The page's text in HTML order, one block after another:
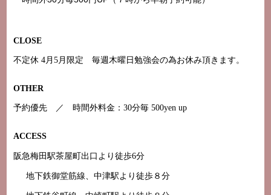
CLOSE
不定休 4月5月限定 毎週木曜日勉強会の為お休み頂きます。
OTHER
予約優先 ／ 時間外料金：30分毎 500yen up
ACCESS
阪急梅田駅茶屋町出口より徒歩6分
地下鉄御堂筋線、中津駅より徒歩８分